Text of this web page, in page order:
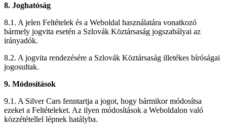
8. Joghatóság
8.1. A jelen Feltételek és a Weboldal használatára vonatkozó
bármely jogvita esetén a Szlovák Köztársaság jogszabályai az
irányadók.
8.2. A jogvita rendezésére a Szlovák Köztársaság illetékes bíróságai
jogosultak.
9. Módosítások
9.1. A Silver Cars fenntartja a jogot, hogy bármikor módosítsa
ezeket a Feltételeket. Az ilyen módosítások a Weboldalon való
közzététellel lépnek hatályba.